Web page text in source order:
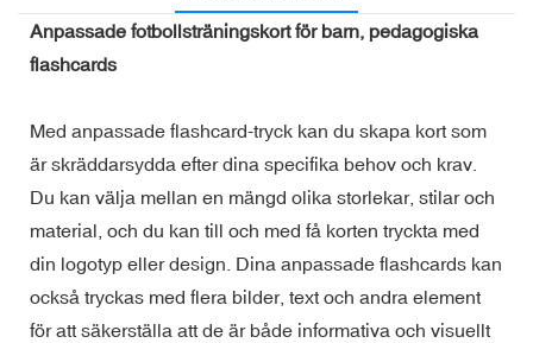
Anpassade fotbollsträningskort för barn, pedagogiska
flashcards
Med anpassade flashcard-tryck kan du skapa kort som
är skräddarsydda efter dina specifika behov och krav.
Du kan välja mellan en mängd olika storlekar, stilar och
material, och du kan till och med få korten tryckta med
din logotyp eller design. Dina anpassade flashcards kan
också tryckas med flera bilder, text och andra element
för att säkerställa att de är både informativa och visuellt